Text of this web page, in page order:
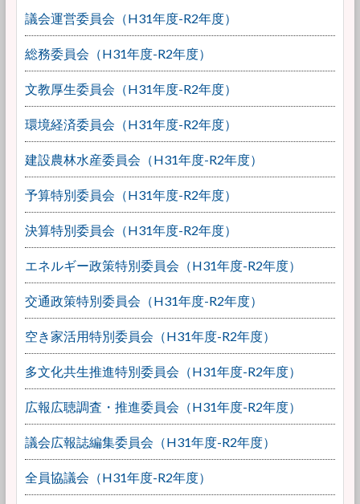
議会運営委員会（H31年度-R2年度）
総務委員会（H31年度-R2年度）
文教厚生委員会（H31年度-R2年度）
環境経済委員会（H31年度-R2年度）
建設農林水産委員会（H31年度-R2年度）
予算特別委員会（H31年度-R2年度）
決算特別委員会（H31年度-R2年度）
エネルギー政策特別委員会（H31年度-R2年度）
交通政策特別委員会（H31年度-R2年度）
空き家活用特別委員会（H31年度-R2年度）
多文化共生推進特別委員会（H31年度-R2年度）
広報広聴調査・推進委員会（H31年度-R2年度）
議会広報誌編集委員会（H31年度-R2年度）
全員協議会（H31年度-R2年度）